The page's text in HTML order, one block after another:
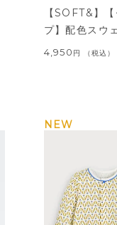
【SOFT&】
プ】配色スウ
4,950 税込
NEW